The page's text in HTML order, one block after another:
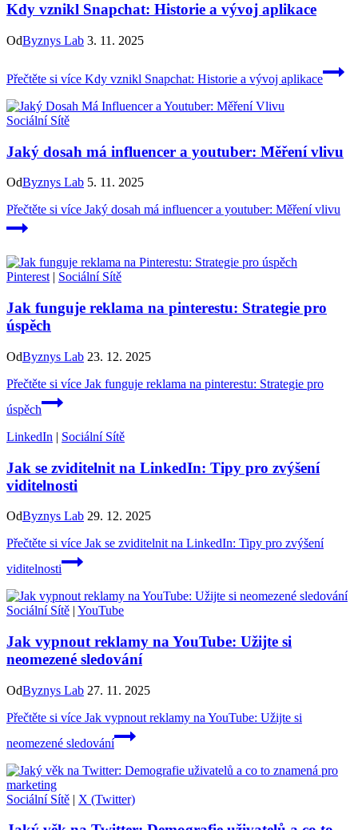
Kdy vznikl Snapchat: Historie a vývoj aplikace
OdByznys Lab 3. 11. 2025
Přečtěte si více Kdy vznikl Snapchat: Historie a vývoj aplikace
Sociální Sítě
Jaký dosah má influencer a youtuber: Měření vlivu
OdByznys Lab 5. 11. 2025
Přečtěte si více Jaký dosah má influencer a youtuber: Měření vlivu
Pinterest | Sociální Sítě
Jak funguje reklama na pinterestu: Strategie pro
úspěch
OdByznys Lab 23. 12. 2025
Přečtěte si více Jak funguje reklama na pinterestu: Strategie pro
úspěch
LinkedIn | Sociální Sítě
Jak se zviditelnit na LinkedIn: Tipy pro zvýšení
viditelnosti
OdByznys Lab 29. 12. 2025
Přečtěte si více Jak se zviditelnit na LinkedIn: Tipy pro zvýšení
viditelnosti
Sociální Sítě | YouTube
Jak vypnout reklamy na YouTube: Užijte si
neomezené sledování
OdByznys Lab 27. 11. 2025
Přečtěte si více Jak vypnout reklamy na YouTube: Užijte si
neomezené sledování
Sociální Sítě | X (Twitter)